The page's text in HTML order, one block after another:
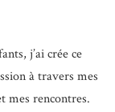
j’ai crée ce
à travers mes
mes rencontres.